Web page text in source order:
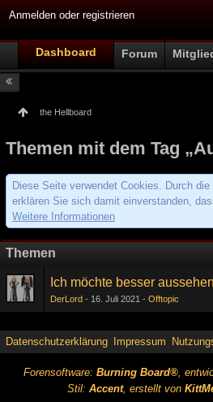
Anmelden oder registrieren
Dashboard Forum
the Hellboard
Themen mit dem Tag
Diese Seite verwendet Cookies. Durch
erklären Sie sich damit einverstanden,
Weitere Informationen
Themen
Ich möchte besser aussehen
DerLord 16. Juli 2021 Offtopic
Datenschutzerklärung Impressum
Forensoftware: Burning Board®,
Stil: Accent, erstellt von